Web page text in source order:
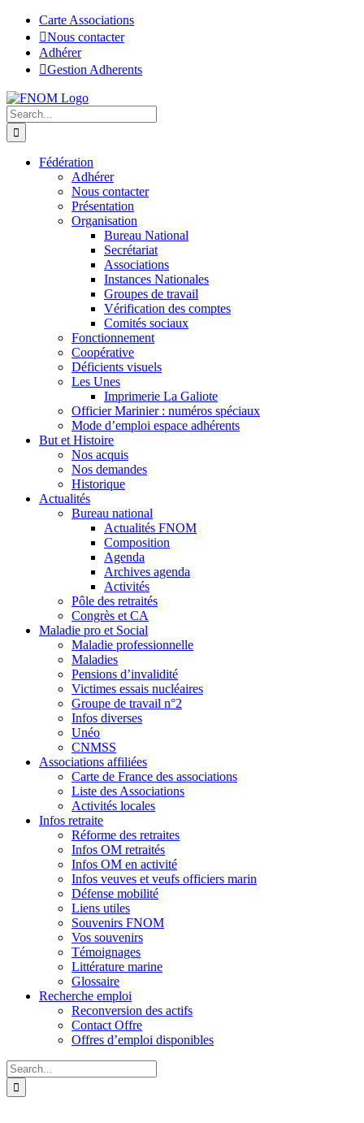
Skip
content
Facebook
LinkedInCarte Associations
Nous contacter
Adhérer
Gestion Adherents
Search
for:
Fédération
Adhérer
Nous contacter
Présentation
Organisation
Bureau National
Secrétariat
Associations
Instances Nationales
Groupes de travail
Vérification des comptes
Comités sociaux
Fonctionnement
Coopérative
Déficients visuels
Les Unes
Imprimerie La Galiote
Officier Marinier : numéros spéciaux
Mode d’emploi espace adhérents
But et Histoire
Nos acquis
Nos demandes
Historique
Actualités
Bureau national
Actualités FNOM
Composition
Agenda
Archives agenda
Activités
Pôle des retraités
Congrès et CA
Maladie pro et Social
Maladie professionnelle
Maladies
Pensions d’invalidité
Victimes essais nucléaires
Groupe de travail n°2
Infos diverses
Unéo
CNMSS
Associations affiliées
Carte de France des associations
Liste des Associations
Activités locales
Infos retraite
Réforme des retraites
Infos OM retraités
Infos OM en activité
Infos veuves et veufs officiers marin
Défense mobilité
Liens utiles
Souvenirs FNOM
Vos souvenirs
Témoignages
Littérature marine
Glossaire
Recherche emploi
Reconversion des actifs
Contact Offre
Offres d’emploi disponibles
Search
for: